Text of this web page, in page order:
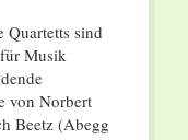
sind
Musik
von Norbert
Beetz (Abegg